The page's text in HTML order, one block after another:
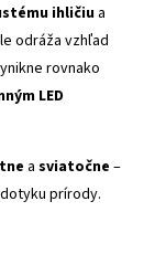
ihličiu a
odráža vzhľad
rovnako
LED
a sviatočne –
prírody.